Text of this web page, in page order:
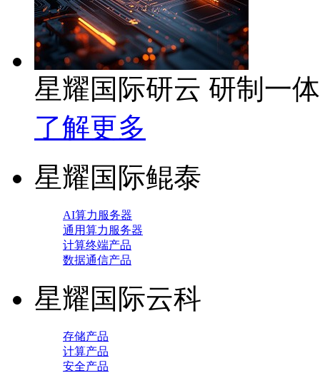
星耀国际研云 研制一
了解更多
星耀国际鲲泰
AI算力服务器
通用算力服务器
计算终端产品
数据通信产品
星耀国际云科
存储产品
计算产品
安全产品